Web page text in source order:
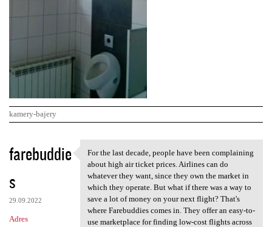
kamery-bajery
K
o
m
e
n
farebuddie
s
29.09.2022
Adres
For the last decade, people
For the last decade, people have been complaining
about high air ticket prices. Airlines can do
whatever they want, since they own the market in
which they operate. But what if there was a way to
save a lot of money on your next flight? That's
where Farebuddies comes in. They offer an easy-to-
use marketplace for finding low-cost flights across